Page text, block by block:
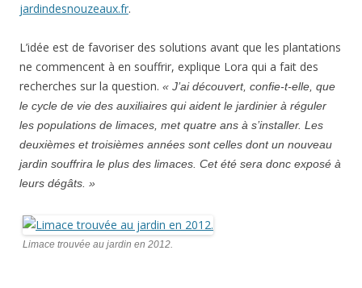
jardindesnouzeaux.fr.
L’idée est de favoriser des solutions avant que les plantations
ne commencent à en souffrir, explique Lora qui a fait des
recherches sur la question. « J’ai découvert, confie-t-elle, que
le cycle de vie des auxiliaires qui aident le jardinier à réguler
les populations de limaces, met quatre ans à s’installer. Les
deuxièmes et troisièmes années sont celles dont un nouveau
jardin souffrira le plus des limaces. Cet été sera donc exposé à
leurs dégâts. »
Limace trouvée au jardin en 2012.